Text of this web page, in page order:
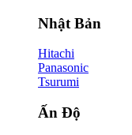
Nhật Bản
Hitachi
Panasonic
Tsurumi
Ấn Độ